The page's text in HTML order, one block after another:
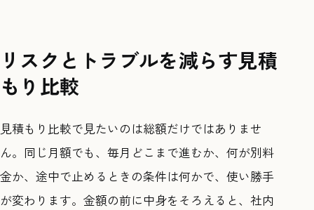
リスクとトラブルを減らす見積
もり比較
見積もり比較で見たいのは総額だけではありませ
ん。同じ月額でも、毎月どこまで進むか、何が別料
金か、途中で止めるときの条件は何かで、使い勝手
が変わります。金額の前に中身をそろえると、社内